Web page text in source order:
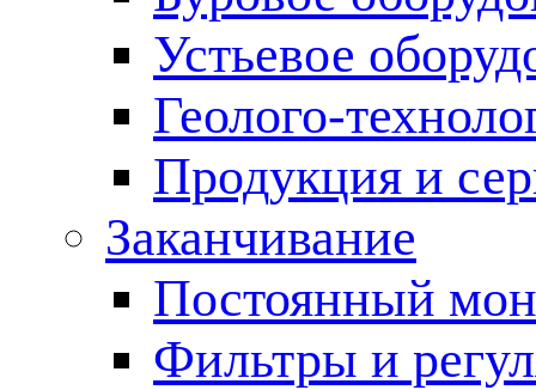
Устьевое
Геолого-
Продукция и
Заканчивание
Постоянный
Фильтры и